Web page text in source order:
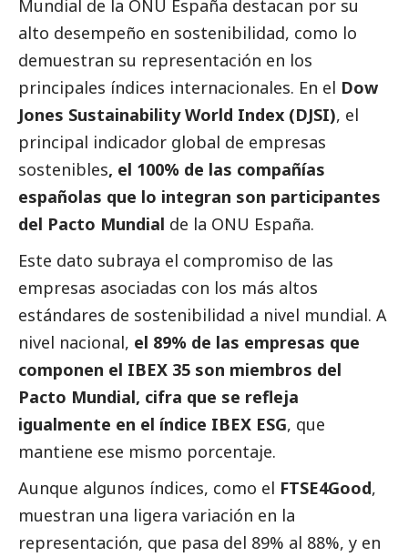
Mundial de la ONU España destacan por su
alto desempeño en sostenibilidad, como lo
demuestran su representación en los
principales índices internacionales. En el Dow
Jones Sustainability World Index (DJSI), el
principal indicador global de empresas
sostenibles, el 100% de las compañías
españolas que lo integran son participantes
del Pacto Mundial de la ONU España.
Este dato subraya el compromiso de las
empresas asociadas con los más altos
estándares de sostenibilidad a nivel mundial. A
nivel nacional, el 89% de las empresas que
componen el IBEX 35 son miembros del
Pacto Mundial, cifra que se refleja
igualmente en el índice IBEX ESG, que
mantiene ese mismo porcentaje.
Aunque algunos índices, como el FTSE4Good,
muestran una ligera variación en la
representación, que pasa del 89% al 88%, y en